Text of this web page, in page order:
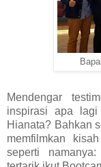
Mendengar
inspirasi apa
Hianata? Bahkan
memfilmkan
seperti